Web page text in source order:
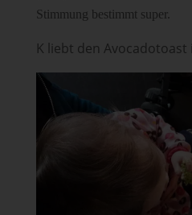
Stimmung bestimmt super.
K liebt den Avocadotoast